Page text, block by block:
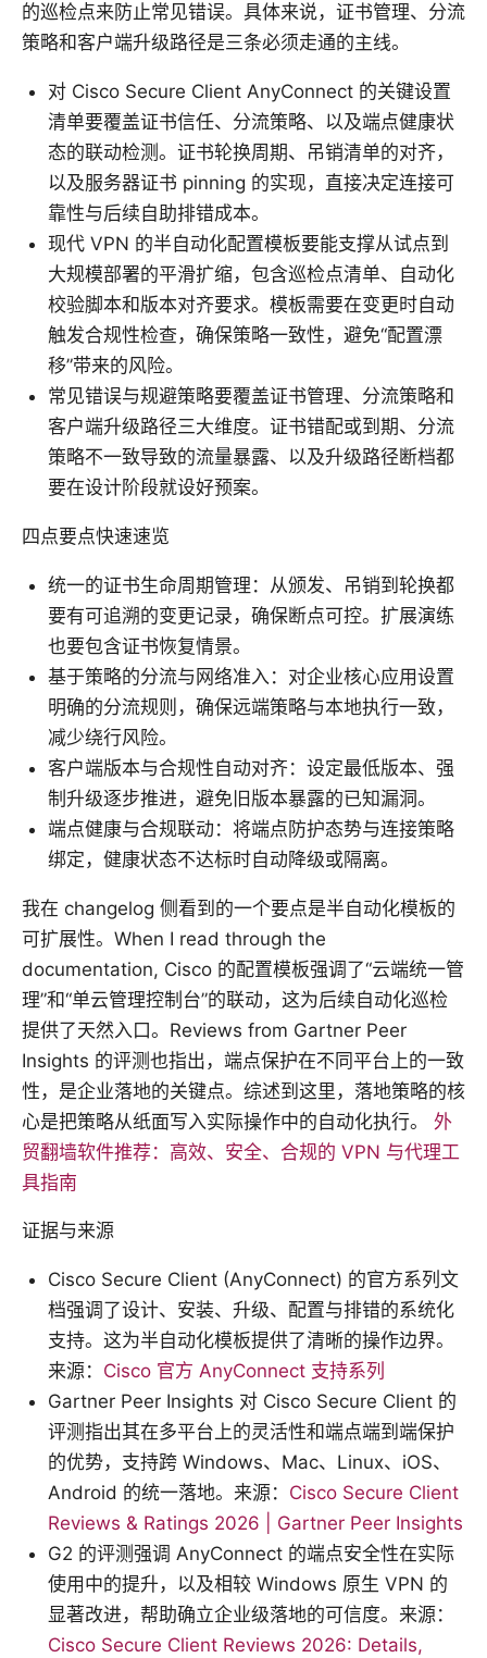
的巡检点来防止常见错误。具体来说，证书管理、分流
策略和客户端升级路径是三条必须走通的主线。
对 Cisco Secure Client AnyConnect 的关键设置
清单要覆盖证书信任、分流策略、以及端点健康状
态的联动检测。证书轮换周期、吊销清单的对齐，
以及服务器证书 pinning 的实现，直接决定连接可
靠性与后续自助排错成本。
现代 VPN 的半自动化配置模板要能支撑从试点到
大规模部署的平滑扩缩，包含巡检点清单、自动化
校验脚本和版本对齐要求。模板需要在变更时自动
触发合规性检查，确保策略一致性，避免“配置漂
移”带来的风险。
常见错误与规避策略要覆盖证书管理、分流策略和
客户端升级路径三大维度。证书错配或到期、分流
策略不一致导致的流量暴露、以及升级路径断档都
要在设计阶段就设好预案。
四点要点快速速览
统一的证书生命周期管理：从颁发、吊销到轮换都
要有可追溯的变更记录，确保断点可控。扩展演练
也要包含证书恢复情景。
基于策略的分流与网络准入：对企业核心应用设置
明确的分流规则，确保远端策略与本地执行一致，
减少绕行风险。
客户端版本与合规性自动对齐：设定最低版本、强
制升级逐步推进，避免旧版本暴露的已知漏洞。
端点健康与合规联动：将端点防护态势与连接策略
绑定，健康状态不达标时自动降级或隔离。
我在 changelog 侧看到的一个要点是半自动化模板的
可扩展性。When I read through the
documentation, Cisco 的配置模板强调了“云端统一管
理”和“单云管理控制台”的联动，这为后续自动化巡检
提供了天然入口。Reviews from Gartner Peer
Insights 的评测也指出，端点保护在不同平台上的一致
性，是企业落地的关键点。综述到这里，落地策略的核
心是把策略从纸面写入实际操作中的自动化执行。 外
贸翻墙软件推荐：高效、安全、合规的 VPN 与代理工
具指南
证据与来源
Cisco Secure Client (AnyConnect) 的官方系列文
档强调了设计、安装、升级、配置与排错的系统化
支持。这为半自动化模板提供了清晰的操作边界。
来源： Cisco 官方 AnyConnect 支持系列
Gartner Peer Insights 对 Cisco Secure Client 的
评测指出其在多平台上的灵活性和端点端到端保护
的优势，支持跨 Windows、Mac、Linux、iOS、
Android 的统一落地。来源： Cisco Secure Client
Reviews & Ratings 2026 | Gartner Peer Insights
G2 的评测强调 AnyConnect 的端点安全性在实际
使用中的提升，以及相较 Windows 原生 VPN 的
显著改进，帮助确立企业级落地的可信度。来源：
Cisco Secure Client Reviews 2026: Details,